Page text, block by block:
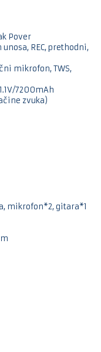
Pover
REC, prethodni,
mikrofon, TWS,
7200mAh
zvuka)
mikrofon*2, gitara*1